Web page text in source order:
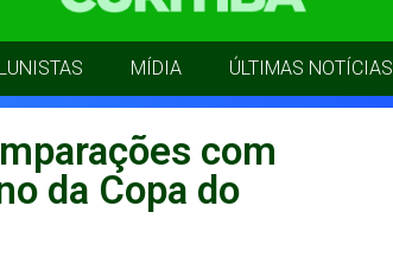
MÍDIA ÚLTIMAS NOTÍCIAS
com
da Copa do